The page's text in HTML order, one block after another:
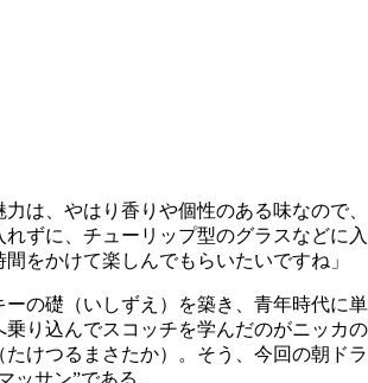
は、やはり香りや個性のある味なので、
ずに、チューリップ型のグラスなどに入
をかけて楽しんでもらいたいですね」
ーの礎（いしずえ）を築き、青年時代に単
乗り込んでスコッチを学んだのがニッカの
けつるまさたか）。そう、今回の朝ドラ
ッサン”である。